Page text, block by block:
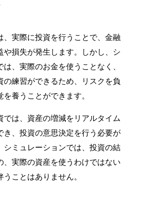
、実際に投資を行うことで、金融
や損失が発生します。しかし、シ
は、実際のお金を使うことなく、
の練習ができるため、リスクを負
養うことができます。
では、資産の増減をリアルタイム
き、投資の意思決定を行う必要が
シミュレーションでは、投資の結
、実際の資産を使うわけではない
ことはありません。